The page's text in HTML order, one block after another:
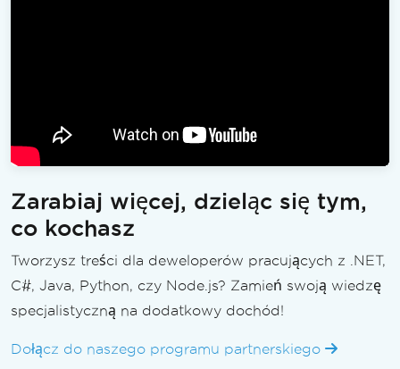
Zarabiaj więcej, dzieląc się tym,
co kochasz
Tworzysz treści dla deweloperów pracujących z .NET,
C#, Java, Python, czy Node.js? Zamień swoją wiedzę
specjalistyczną na dodatkowy dochód!
Dołącz do naszego programu partnerskiego